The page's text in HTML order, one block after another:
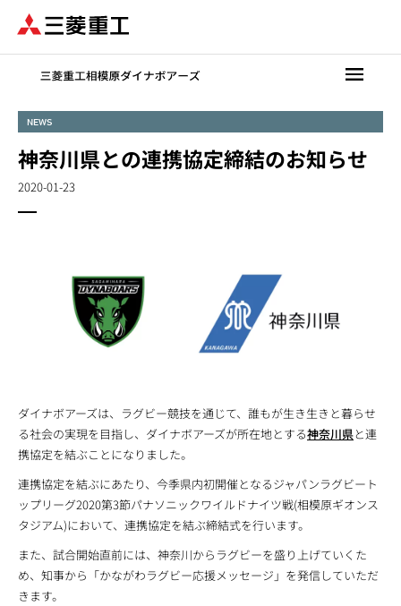
ン
NEWS
神奈川県との連携協定締結のお知らせ
2020-01-23
ダイナボアーズは、ラグビー競技を通じて、誰もが生き生きと暮らせ
る社会の実現を目指し、ダイナボアーズが所在地とする神奈川県と連
携協定を結ぶことになりました。
連携協定を結ぶにあたり、今季県内初開催となるジャパンラグビート
ップリーグ2020第3節パナソニックワイルドナイツ戦(相模原ギオンス
タジアム)において、連携協定を結ぶ締結式を行います。
また、試合開始直前には、神奈川からラグビーを盛り上げていくた
め、知事から「かながわラグビー応援メッセージ」を発信していただ
きます。